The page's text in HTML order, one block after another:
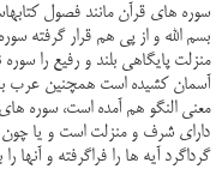
سوره­ های قرآن مانند فصول
معنی النگو هم آمده است، سوره
دارای شرف و منزلت است و یا چون
گرداگرد آیه ها را فراگرفته و آن­ها